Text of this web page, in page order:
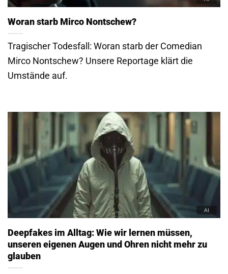
Woran starb Mirco Nontschew?
Tragischer Todesfall: Woran starb der Comedian
Mirco Nontschew? Unsere Reportage klärt die
Umstände auf.
Deepfakes im Alltag: Wie wir lernen müssen,
unseren eigenen Augen und Ohren nicht mehr zu
glauben